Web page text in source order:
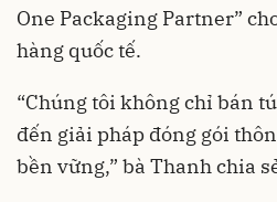
One Packaging Partner”
hàng quốc tế.
“Chúng tôi không chỉ bán
đến giải pháp đóng gói
bền vững,” bà Thanh chia